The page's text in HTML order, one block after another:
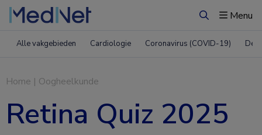
ZoekenMenu
Alle vakgebieden Cardiologie Coronavirus (COVID-19)
Home | Oogheelkunde
Retina Quiz 2025